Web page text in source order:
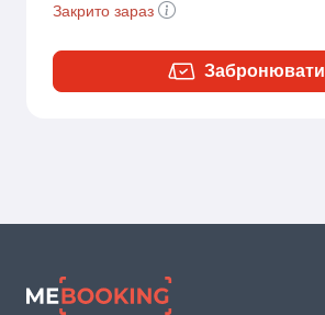
Закрито зараз
Забронювати